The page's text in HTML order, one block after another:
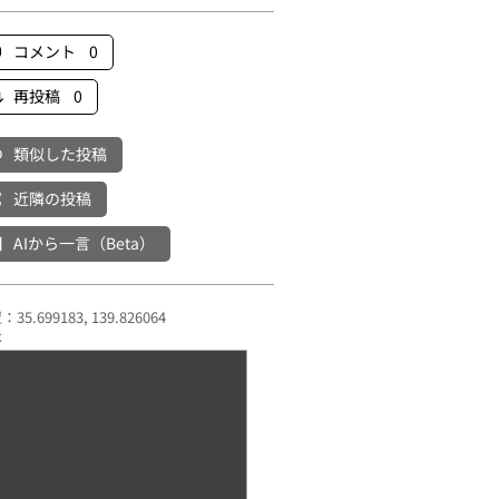
コメント 0
再投稿 0
類似した投稿
近隣の投稿
AIから一言（Beta）
35.699183, 139.826064